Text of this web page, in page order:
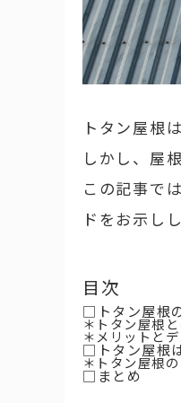
トタン屋根
しかし、屋
この記事で
ドをお示しし
目次
□トタン屋根
＊トタン屋根
＊メリットと
□トタン屋根
＊トタン屋根
□まとめ